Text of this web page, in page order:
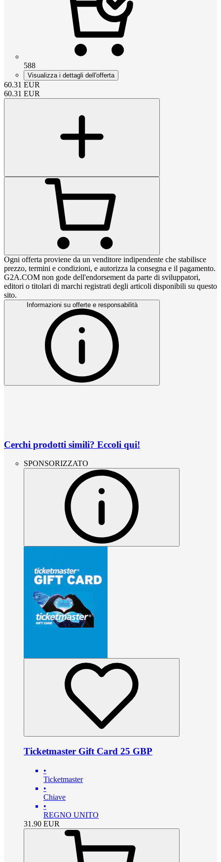
588
Visualizza i dettagli dell'offerta
60.31 EUR
60.31 EUR
Ogni offerta proviene da un venditore indipendente che stabilisce
prezzo, termini e condizioni, e autorizza la consegna e il pagamento.
G2A.COM non gode dell'endorsement da parte di sviluppatori,
editori o titolari di marchi registrati degli articoli disponibili su questo
sito.
Informazioni su offerte e responsabilità
Cerchi prodotti simili? Eccoli qui!
SPONSORIZZATO
Ticketmaster Gift Card 25 GBP
•
Ticketmaster
•
Chiave
•
REGNO UNITO
31.90 EUR